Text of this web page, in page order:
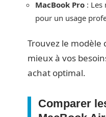
MacBook Pro : Les
pour un usage
Trouvez le modèle
mieux à vos
achat optimal.
Comparer